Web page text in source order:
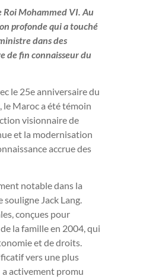
Roi Mohammed VI. Au
profonde qui a touché
dans des
de fin connaisseur du
le 25e anniversaire du
le Maroc a été témoin
visionnaire de
et la modernisation
accrue des
notable dans la
Jack Lang.
conçues pour
la famille en 2004, qui
et de droits.
vers une plus
a activement promu